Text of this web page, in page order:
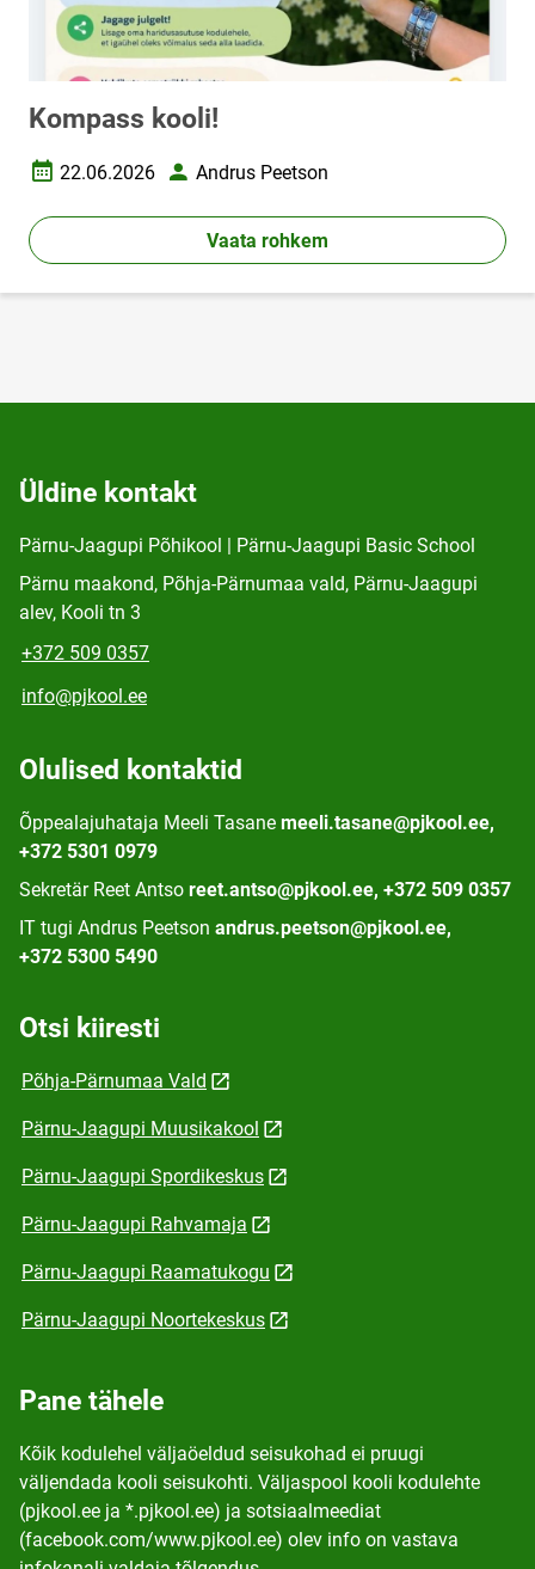
Kompass kooli!
Loomise kuupäev
22.06.2026 AutorAndrus Peetson
Vaata rohkem
Üldine kontakt
Pärnu-Jaagupi Põhikool | Pärnu-Jaagupi Basic School
Pärnu maakond, Põhja-Pärnumaa vald, Pärnu-Jaagupi
alev, Kooli tn 3
+372 509 0357
info@pjkool.ee
Olulised kontaktid
Õppealajuhataja Meeli Tasane meeli.tasane@pjkool.ee,
+372 5301 0979
Sekretär Reet Antso reet.antso@pjkool.ee, +372 509 0357
IT tugi Andrus Peetson andrus.peetson@pjkool.ee,
+372 5300 5490
Otsi kiiresti
Põhja-Pärnumaa Vald
Pärnu-Jaagupi Muusikakool
Pärnu-Jaagupi Spordikeskus
Pärnu-Jaagupi Rahvamaja
Pärnu-Jaagupi Raamatukogu
Pärnu-Jaagupi Noortekeskus
Pane tähele
Kõik kodulehel väljaöeldud seisukohad ei pruugi
väljendada kooli seisukohti. Väljaspool kooli kodulehte
(pjkool.ee ja *.pjkool.ee) ja sotsiaalmeediat
(facebook.com/www.pjkool.ee) olev info on vastava